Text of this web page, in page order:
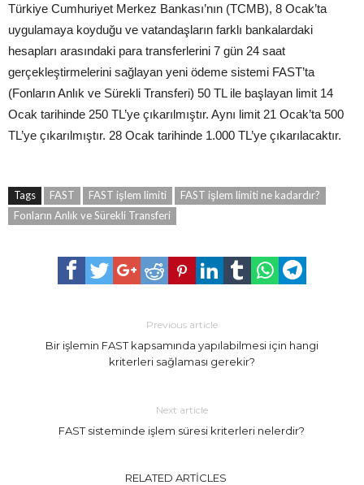
Türkiye Cumhuriyet Merkez Bankası’nın (TCMB), 8 Ocak’ta
uygulamaya koyduğu ve vatandaşların farklı bankalardaki
hesapları arasındaki para transferlerini 7 gün 24 saat
gerçekleştirmelerini sağlayan yeni ödeme sistemi FAST’ta
(Fonların Anlık ve Sürekli Transferi) 50 TL ile başlayan limit 14
Ocak tarihinde 250 TL’ye çıkarılmıştır. Aynı limit 21 Ocak’ta 500
TL’ye çıkarılmıştır. 28 Ocak tarihinde 1.000 TL’ye çıkarılacaktır.
Tags FAST FAST işlem limiti
FAST işlem limiti ne kadardır?
Fonların Anlık ve Sürekli Transferi
Previous article
Bir işlemin FAST kapsamında yapılabilmesi için hangi
kriterleri sağlaması gerekir?
Next article
FAST sisteminde işlem süresi kriterleri nelerdir?
RELATED ARTICLES